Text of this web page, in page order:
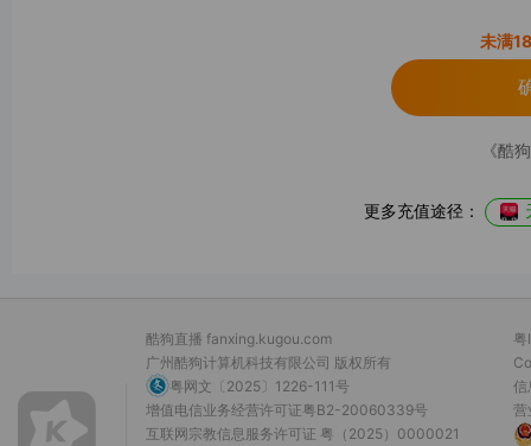
未满
《酷
更多充值途径：
酷狗直播 fanxing.kugou.com
粤
广州酷狗计算机科技有限公司 版权所有
粤网文〔2025〕1226-111号
信
增值电信业务经营许可证粤B2-20060339号
营
互联网宗教信息服务许可证 粤（2025）0000021